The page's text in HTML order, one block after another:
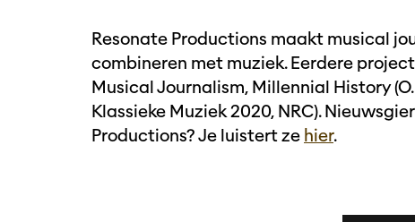
Resonate Productions maakt musical
combineren met muziek. Eerdere
Musical Journalism, Millennial History (O.
Klassieke Muziek 2020, NRC).
Productions? Je luistert ze hier.